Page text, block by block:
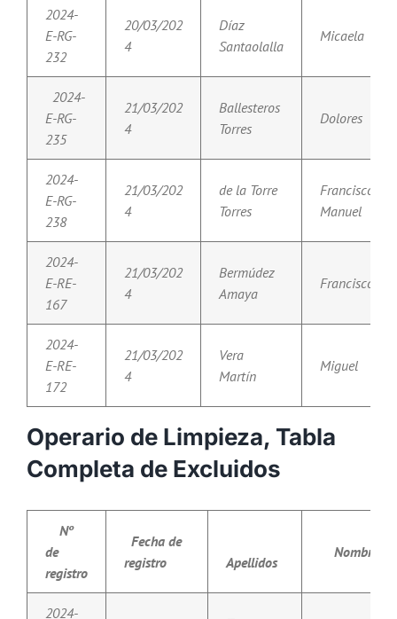
2024-
E-RG-
232
20/03/202
4
Díaz
Santaolalla
Micaela
2024-
E-RG-
235
21/03/202
4
Ballesteros
Torres
Dolores
2024-
E-RG-
238
21/03/202
4
de la Torre
Torres
Francisco
Manuel
2024-
E-RE-
167
21/03/202
4
Bermúdez
Amaya
Francisco
2024-
E-RE-
172
21/03/202
4
Vera
Martín
Miguel
Operario de Limpieza, Tabla
Completa de Excluidos
Nº
de
registro
Fecha de
registro
Apellidos
Nombre
2024-